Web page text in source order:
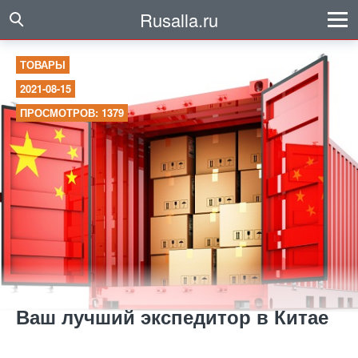
Rusalla.ru
ТОВАРЫ
2021-08-15
ПРОСМОТРОВ: 1379
Ваш лучший экспедитор в Китае